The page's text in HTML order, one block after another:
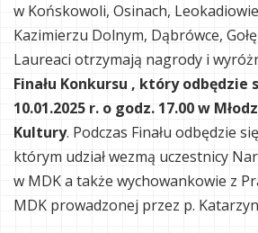
w Końskowoli, Osinach,
Kazimierzu Dolnym, Dąbrówce,
Laureaci otrzymają nagrody i
Finału Konkursu , który odbędzie
10.01.2025 r. o godz. 17.00 w
Kultury. Podczas Finału odbędzie
którym udział wezmą uczestnicy
w MDK a także wychowankowie z
MDK prowadzonej przez p.